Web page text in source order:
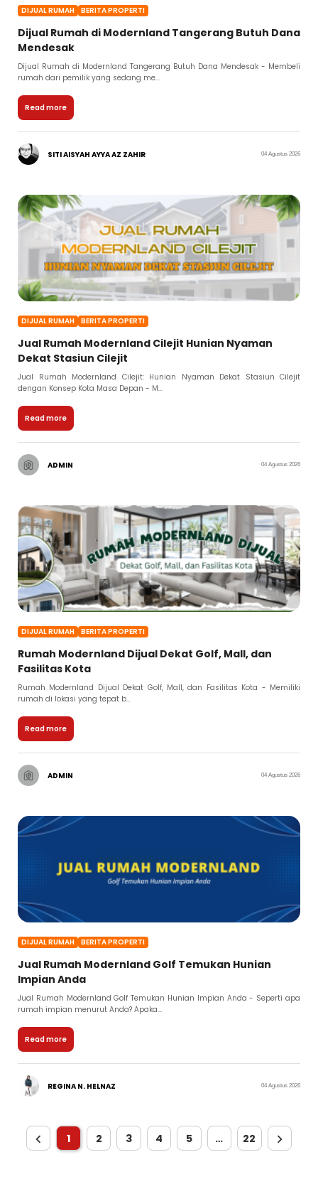
DIJUAL RUMAH BERITA PROPERTI
Dijual Rumah di Modernland Tangerang Butuh Dana
Mendesak
Dijual Rumah di Modernland Tangerang Butuh Dana Mendesak - Membeli
rumah dari pemilik yang sedang me...
Read more
SITI AISYAH AYYA AZ ZAHIR 04 Agustus 2026
DIJUAL RUMAH BERITA PROPERTI
Jual Rumah Modernland Cilejit Hunian Nyaman
Dekat Stasiun Cilejit
Jual Rumah Modernland Cilejit: Hunian Nyaman Dekat Stasiun Cilejit
dengan Konsep Kota Masa Depan - M...
Read more
ADMIN 04 Agustus 2026
DIJUAL RUMAH BERITA PROPERTI
Rumah Modernland Dijual Dekat Golf, Mall, dan
Fasilitas Kota
Rumah Modernland Dijual Dekat Golf, Mall, dan Fasilitas Kota - Memiliki
rumah di lokasi yang tepat b...
Read more
ADMIN 04 Agustus 2026
DIJUAL RUMAH BERITA PROPERTI
Jual Rumah Modernland Golf Temukan Hunian
Impian Anda
Jual Rumah Modernland Golf Temukan Hunian Impian Anda - Seperti apa
rumah impian menurut Anda? Apaka...
Read more
REGINA N. HELNAZ 04 Agustus 2026
1 2 3 4 5 … 22